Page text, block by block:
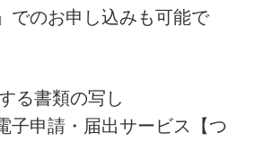
でのお申し込みも可能で
る書類の写し
申請・届出サービス【つ